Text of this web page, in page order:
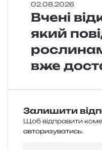
02.08.2026
Вчені
який
вже
Залишити
Щоб відправити
авторизуватись.